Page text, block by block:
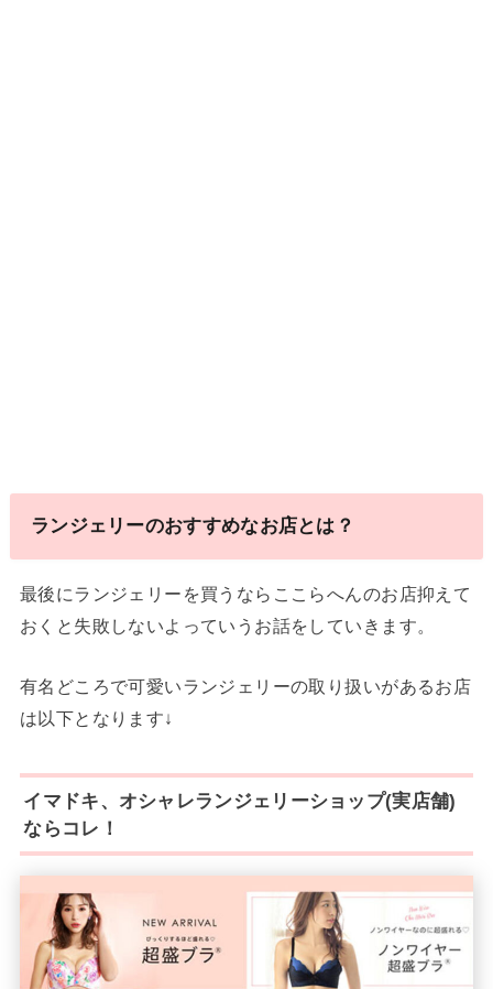
ランジェリーのおすすめなお店とは？
最後にランジェリーを買うならここらへんのお店抑えて
おくと失敗しないよっていうお話をしていきます。
有名どころで可愛いランジェリーの取り扱いがあるお店
は以下となります↓
イマドキ、オシャレランジェリーショップ(実店舗)
ならコレ！